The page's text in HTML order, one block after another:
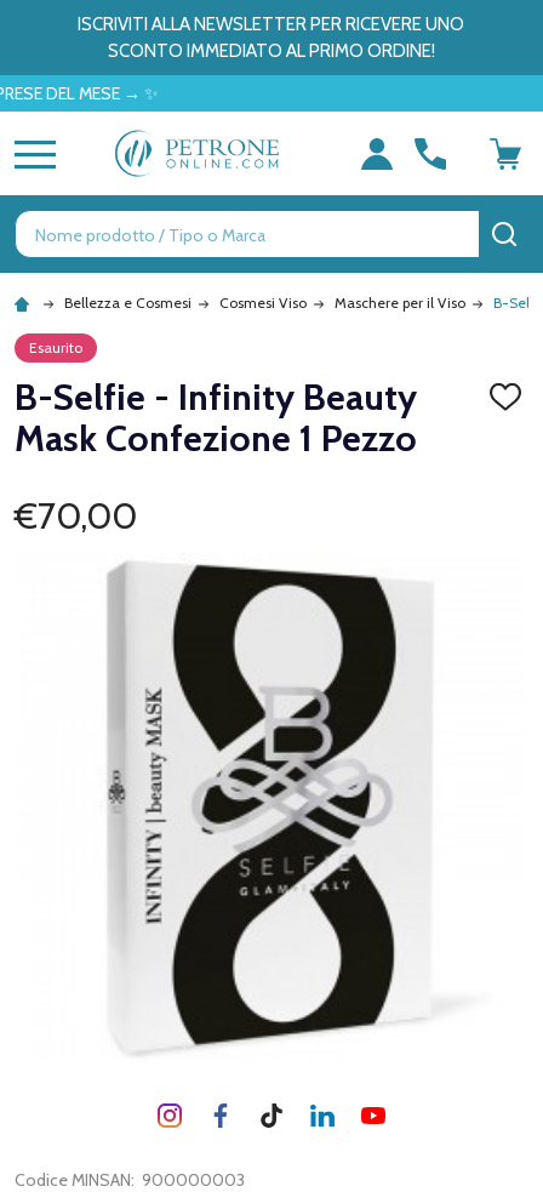
ISCRIVITI ALLA NEWSLETTER PER RICEVERE UNO
SCONTO IMMEDIATO AL PRIMO ORDINE!
MESE → ✨
Ricerca
Bellezza e Cosmesi Cosmesi Viso Maschere per il Viso B-
Esaurito
B-Selfie - Infinity Beauty
Mask Confezione 1 Pezzo
€70,00
Codice MINSAN: 900000003